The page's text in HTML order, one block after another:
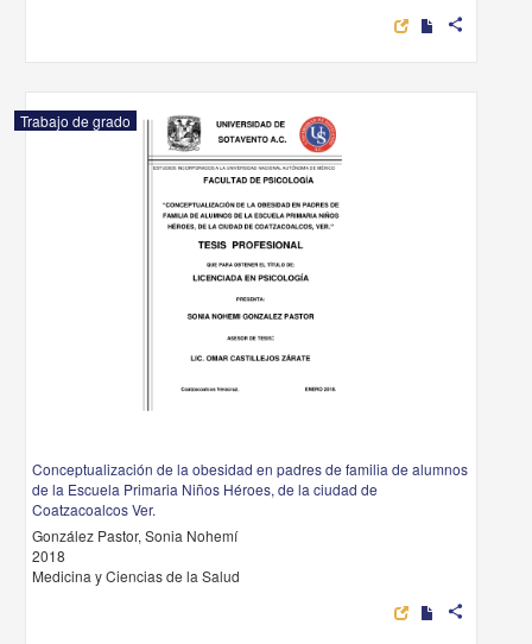
share
Trabajo de grado
Conceptualización de la obesidad en padres de familia de alumnos
de la Escuela Primaria Niños Héroes, de la ciudad de
Coatzacoalcos Ver.
González Pastor, Sonia Nohemí
2018
Medicina y Ciencias de la Salud
share